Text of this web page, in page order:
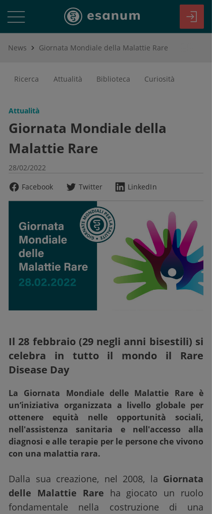
News Giornata Mondiale della Malattie Rare
Ricerca Attualità Biblioteca Curiosità
Attualità
Giornata Mondiale della
Malattie Rare
28/02/2022
Facebook
Twitter LinkedIn
Il 28 febbraio (29 negli anni bisestili) si
celebra in tutto il mondo il Rare
Disease Day
La Giornata Mondiale delle Malattie Rare è
un’iniziativa organizzata a livello globale per
ottenere equità nelle opportunità sociali,
nell'assistenza sanitaria e nell'accesso alla
diagnosi e alle terapie per le persone che vivono
con una malattia rara.
Dalla sua creazione, nel 2008, la Giornata
delle Malattie Rare ha giocato un ruolo
fondamentale nella costruzione di una